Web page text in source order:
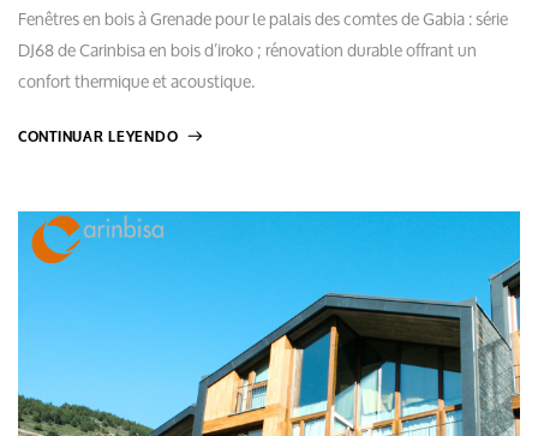
Fenêtres en bois à Grenade pour le palais des comtes de Gabia : série
DJ68 de Carinbisa en bois d’iroko ; rénovation durable offrant un
confort thermique et acoustique.
CONTINUAR LEYENDO